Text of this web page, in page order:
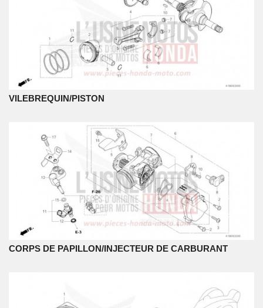
VILEBREQUIN/PISTON
CORPS DE PAPILLON/INJECTEUR DE CARBURANT